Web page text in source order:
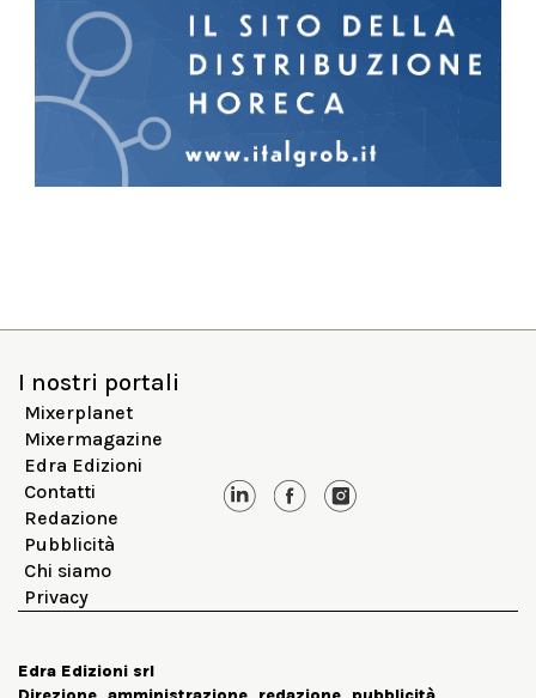
I nostri portali
Mixerplanet
Mixermagazine
Edra Edizioni
Contatti
Redazione
Pubblicità
Chi siamo
Privacy
Edra Edizioni srl